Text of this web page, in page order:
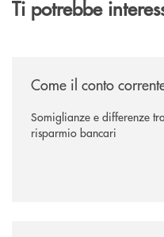
Ti potrebbe
Come il conto
Somiglianze e differenze
risparmio bancari